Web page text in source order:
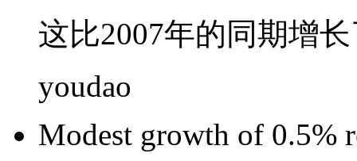
这比2007年的 同期增长
youdao
Modest growth of 0.5%